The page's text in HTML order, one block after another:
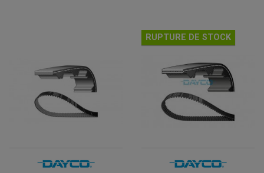
RUPTURE DE STOCK